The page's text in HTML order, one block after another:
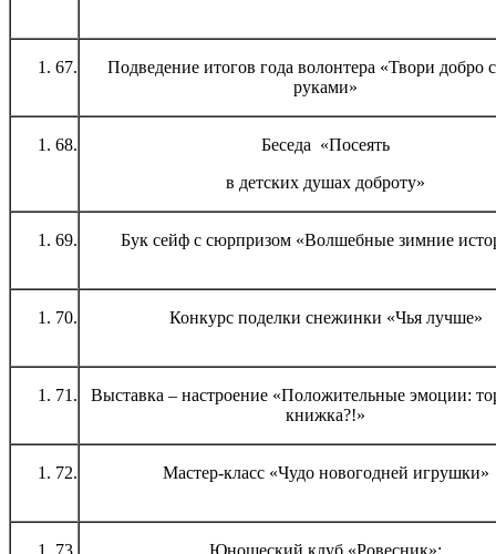
67.
Подведение итогов года волонтера «Твори добро
руками»
68.
Беседа «Посеять
в детских душах доброту»
69. Бук сейф с сюрпризом «Волшебные зимние
70. Конкурс поделки снежинки «Чья лучше»
71.
Выставка – настроение «Положительные эмоции:
книжка?!»
72. Мастер-класс «Чудо новогодней игрушки»
73.
Юношеский клуб «Ровесник»: